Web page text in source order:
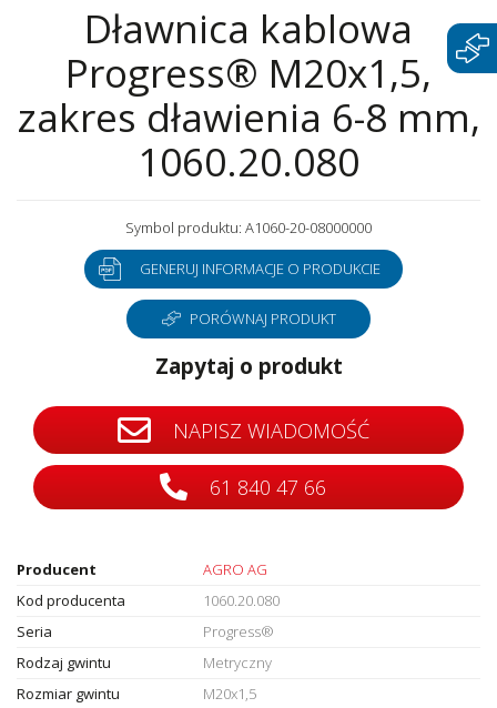
Dławnica kablowa
Progress® M20x1,5,
zakres dławienia 6-8 mm,
1060.20.080
Symbol produktu: A1060-20-08000000
GENERUJ INFORMACJE O PRODUKCIE
PORÓWNAJ PRODUKT
Zapytaj o produkt
NAPISZ WIADOMOŚĆ
61 840 47 66
Producent
AGRO AG
Kod producenta
1060.20.080
Seria
Progress®
Rodzaj gwintu
Metryczny
Rozmiar gwintu
M20x1,5